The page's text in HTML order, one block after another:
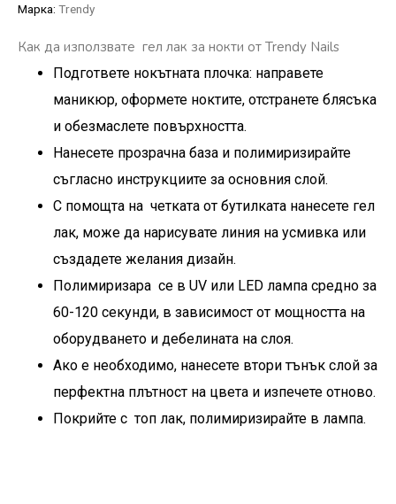
Марка: Trendy
Как да използвате гел лак за нокти от Trendy Nails
Подгответе нокътната плочка: направете
маникюр, оформете ноктите, отстранете блясъка
и обезмаслете повърхността.
Нанесете прозрачна база и полимиризирайте
съгласно инструкциите за основния слой.
С помощта на четката от бутилката нанесете гел
лак, може да нарисувате линия на усмивка или
създадете желания дизайн.
Полимиризара се в UV или LED лампа средно за
60-120 секунди, в зависимост от мощността на
оборудването и дебелината на слоя.
Ако е необходимо, нанесете втори тънък слой за
перфектна плътност на цвета и изпечете отново.
Покрийте с топ лак, полимиризирайте в лампа.